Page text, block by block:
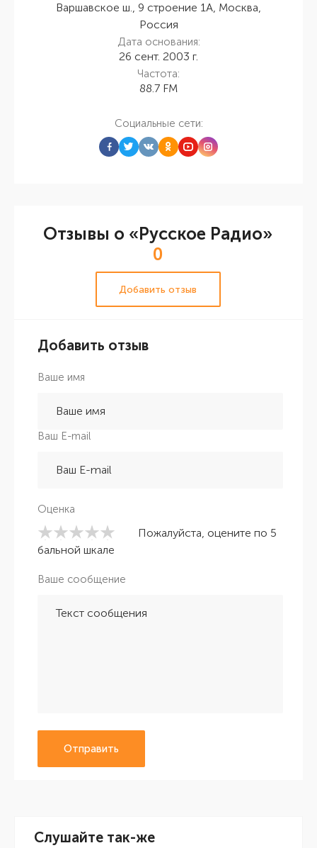
Варшавское ш., 9 строение 1А, Москва,
Россия
Дата основания:
26 сент. 2003 г.
Частота:
88.7 FM
Социальные сети:
Отзывы о «Русское Радио»
0
Добавить отзыв
Добавить отзыв
Ваше имя
Ваш E-mail
Оценка
Пожалуйста, оцените по 5
бальной шкале
Ваше сообщение
Отправить
Слушайте так-же